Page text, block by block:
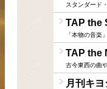
スタンダード
TAP the
「本物の音楽
TAP the
古今東西の曲
月刊キヨ